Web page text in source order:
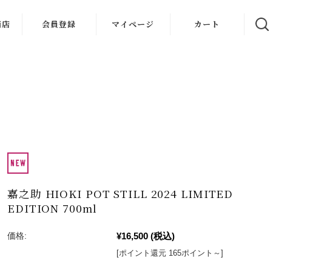
て
会員登録 マイページ カート
嘉之助 HIOKI POT STILL 2024 LIMITED
EDITION 700ml
価格: ¥16,500 (税込)
[ポイント還元 165ポイント～]